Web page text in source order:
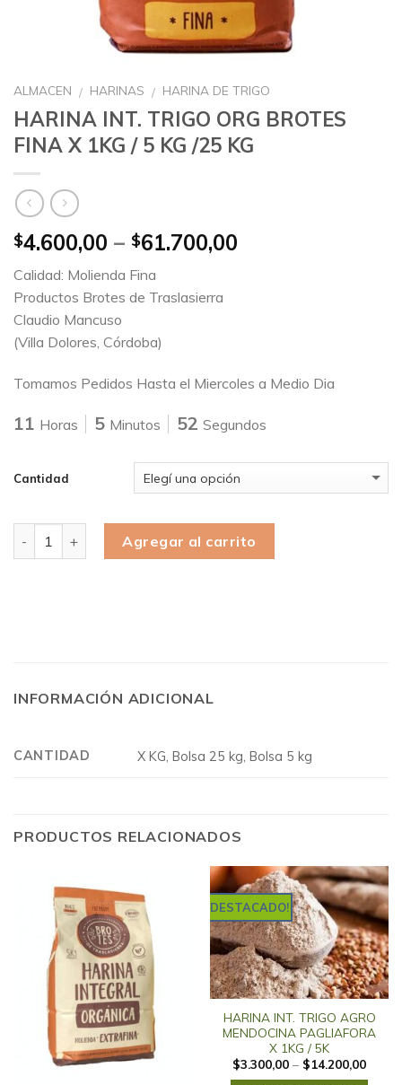
ALMACEN / HARINAS / HARINA DE TRIGO
HARINA INT. TRIGO ORG BROTES
FINA X 1KG / 5 KG /25 KG
$4.600,00 – $61.700,00
Calidad: Molienda Fina
Productos Brotes de Traslasierra
Claudio Mancuso
(Villa Dolores, Córdoba)
Tomamos Pedidos Hasta el Miercoles a Medio Dia
11 Horas 5 Minutos 51 Segundos
Cantidad
Agregar al carrito
INFORMACIÓN ADICIONAL
CANTIDAD X KG, Bolsa 25 kg, Bolsa 5 kg
PRODUCTOS RELACIONADOS
DESTACADO!
HARINA INT. TRIGO AGRO
MENDOCINA PAGLIAFORA
X 1KG / 5K
$3.300,00 – $14.200,00